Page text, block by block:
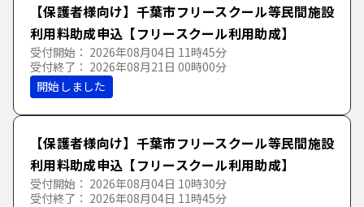
分類で探す
くらし・地域・手続
各種証明書・手続
くらし・生活・相談
子育て・教育
保育・教育・健全育成
健康・福祉
50音で探す
あ行
あ い う え
か行
【保護者様向け】千葉市フリースクール等民間施設
利用料助成申込【フリースクール利用助成】
受付開始： 2026年08月04日 11時45分
受付終了： 2026年08月21日 00時00分
開始しました
【保護者様向け】千葉市フリースクール等民間施設
利用料助成申込【フリースクール利用助成】
受付開始： 2026年08月04日 10時30分
受付終了： 2026年08月04日 11時45分